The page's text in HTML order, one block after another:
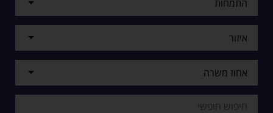
התמחות
איזור
אחוז משרה